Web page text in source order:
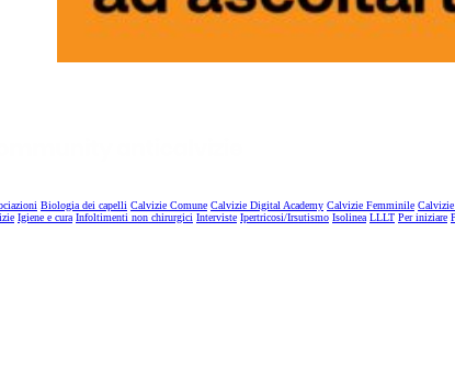
Biologia dei capelli Calvizie Comune Calvizie Digital Academy Calvizie Femminile
Igiene e cura Infoltimenti non chirurgici Interviste Ipertricosi/Irsutismo Isolinea LLLT Per iniziare